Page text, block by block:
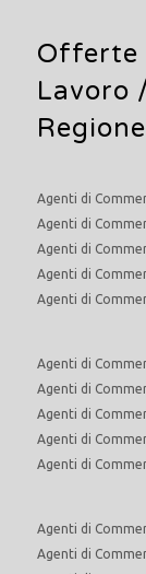
Offerte
Lavoro
Regione
Agenti di
Agenti di
Agenti di
Agenti di
Agenti di
Agenti di
Agenti di
Agenti di
Agenti di
Agenti di
Agenti di
Agenti di